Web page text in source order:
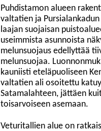
Puhdistamon alueen
valtatien ja
laajan suojaisan
useimmista asunnoista
melunsuojaus edellyttää
melunsuojaa.
kauniisti eteläpuoliseen
valtatien ali osoitettu
Satamalahteen, jättäen
toisarvoiseen asemaan.
Veturitallien alue on